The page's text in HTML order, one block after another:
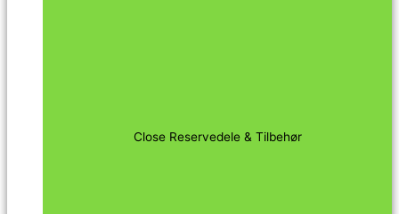
Close Reservedele & Tilbehør